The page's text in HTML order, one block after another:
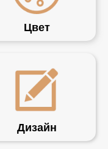
Цвет
Дизайн